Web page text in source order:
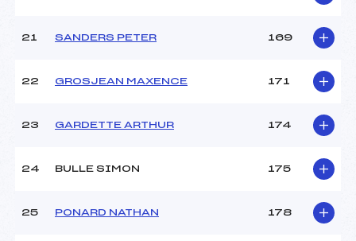
21 SANDERS PETER 169
22 GROSJEAN MAXENCE 171
23 GARDETTE ARTHUR 174
24 BULLE SIMON 175
25 PONARD NATHAN 178